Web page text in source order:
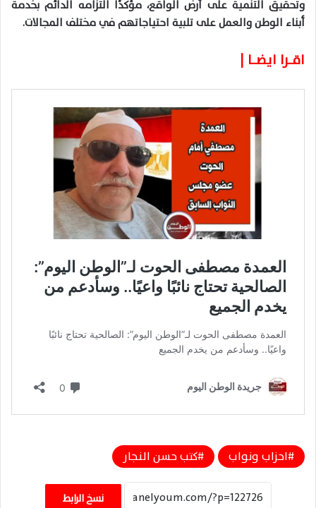
وتحقيق التنمية على أرض الواقع، مؤكدًا التزامه الدائم بخدمة
أبناء الوطن والعمل على تلبية احتياجاتهم في مختلف المجالات.
اقـــرا ايضـــا |
احزاب ونواب كتب حسن النجار
نسخ الرابط